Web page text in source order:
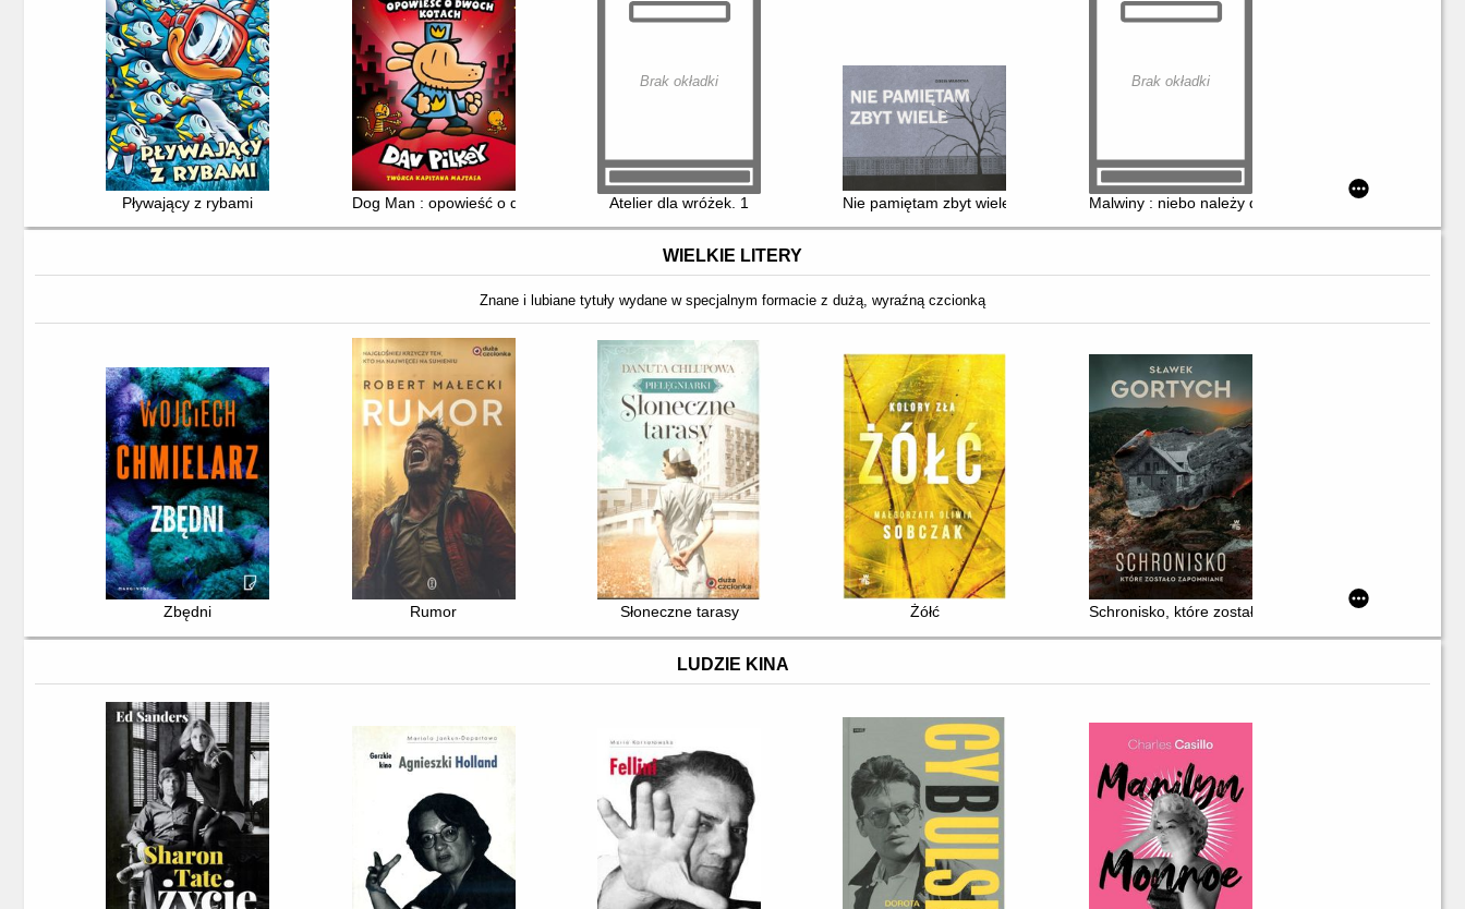
Pływający z rybami Dog Man : opowieść o dwóch kotach
Brak okładki
Atelier dla wróżek. 1 Nie pamiętam zbyt wiele
Brak okładki
Malwiny : niebo należy do sokołów
WIELKIE LITERY
Znane i lubiane tytuły wydane w specjalnym formacie z dużą, wyraźną czcionką
Zbędni Rumor Słoneczne tarasy Żółć Schronisko, które zostało zapomniane
LUDZIE KINA